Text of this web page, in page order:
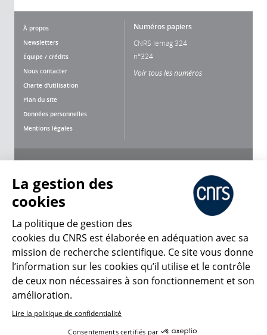
À propos
Newsletters
Équipe / crédits
Nous contacter
Charte d'utilisation
Plan du site
Données personnelles
Mentions légales
Numéros papiers
CNRS lemag 324
n°324
Voir tous les numéros
CNRS Le Mag
© 2026, CNRS
Créer un compte Se connecter
La gestion des
cookies
La politique de gestion des
cookies du CNRS est élaborée en adéquation avec sa
mission de recherche scientifique. Ce site vous donne
l’information sur les cookies qu’il utilise et le contrôle
de ceux non nécessaires à son fonctionnement et son
amélioration.
Lire la politique de confidentialité
Consentements certifiés par